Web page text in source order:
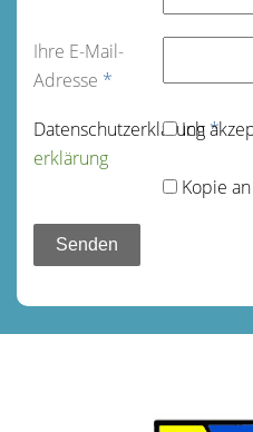
Ihre E-Mail-
Adresse *
Datenschutz­erklärung*
Ich
erklärung
Kopie